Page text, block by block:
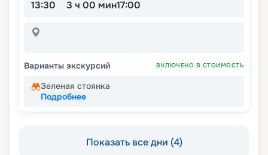
13:30 3 ч 00 мин17:00
Варианты экскурсий ВКЛЮЧЕНО В СТОИМОСТЬ
Зеленая стоянка
Подробнее
Показать все дни (4)